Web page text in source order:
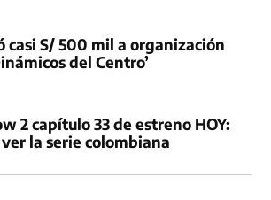
casi S/ 500 mil a organización
del Centro’
2 capítulo 33 de estreno HOY:
la serie colombiana